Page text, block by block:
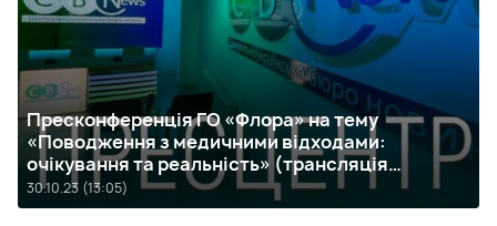
Пресконференція ГО «Флора» на тему
«Поводження з медичними відходами:
очікування та реальність» (трансляція
завершена)
30.10.23 (13:05)